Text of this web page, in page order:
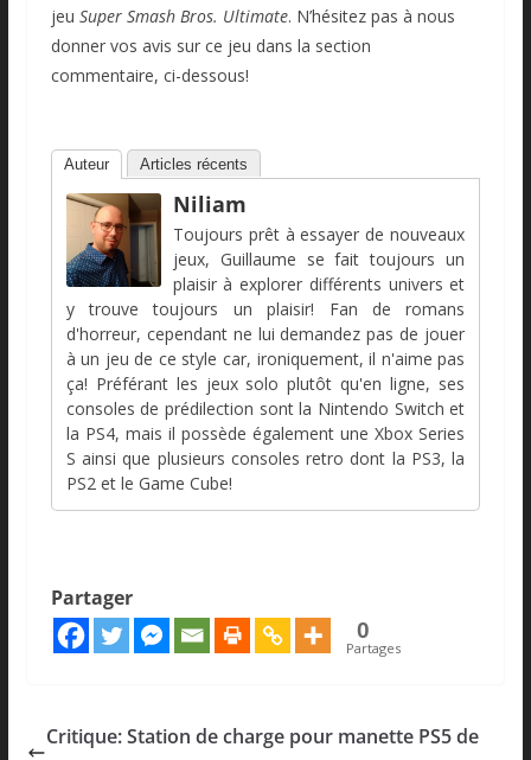
jeu Super Smash Bros. Ultimate. N’hésitez pas à nous
donner vos avis sur ce jeu dans la section
commentaire, ci-dessous!
Auteur Articles récents
Niliam
Toujours prêt à essayer de nouveaux
jeux, Guillaume se fait toujours un
plaisir à explorer différents univers et
y trouve toujours un plaisir! Fan de romans
d'horreur, cependant ne lui demandez pas de jouer
à un jeu de ce style car, ironiquement, il n'aime pas
ça! Préférant les jeux solo plutôt qu'en ligne, ses
consoles de prédilection sont la Nintendo Switch et
la PS4, mais il possède également une Xbox Series
S ainsi que plusieurs consoles retro dont la PS3, la
PS2 et le Game Cube!
Partager
0
Partages
Critique: Station de charge pour manette PS5 de